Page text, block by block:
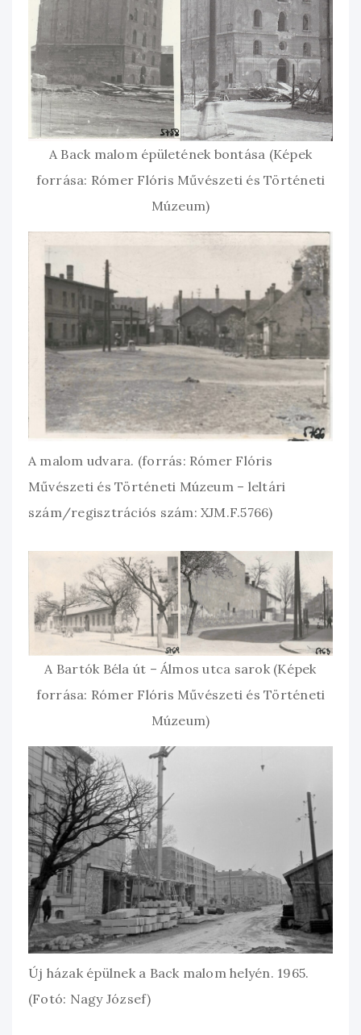
A Back malom épületének bontása (Képek
forrása: Rómer Flóris Művészeti és Történeti
Múzeum)
A malom udvara. (forrás: Rómer Flóris
Művészeti és Történeti Múzeum – leltári
szám/regisztrációs szám: XJM.F.5766)
A Bartók Béla út – Álmos utca sarok (Képek
forrása: Rómer Flóris Művészeti és Történeti
Múzeum)
Új házak épülnek a Back malom helyén. 1965.
(Fotó: Nagy József)